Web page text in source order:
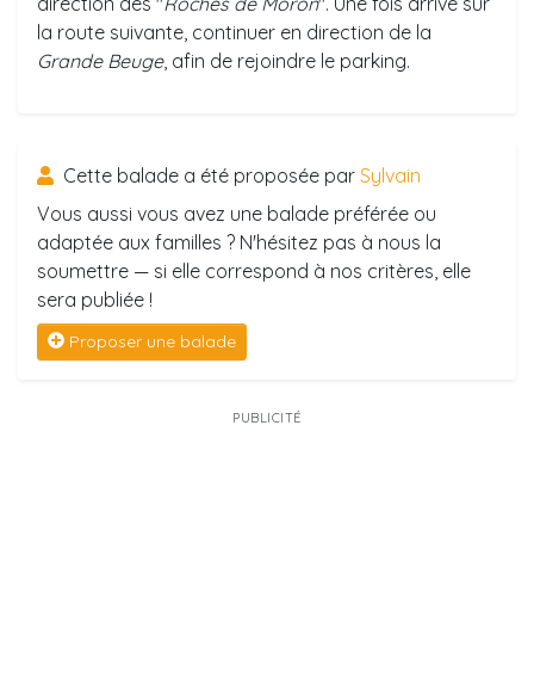
la route suivante, continuer en direction de la
Grande Beuge, afin de rejoindre le parking.
Cette balade a été proposée par Sylvain
Vous aussi vous avez une balade préférée ou
adaptée aux familles ? N'hésitez pas à nous la
soumettre — si elle correspond à nos critères, elle
sera publiée !
Proposer une balade
PUBLICITÉ